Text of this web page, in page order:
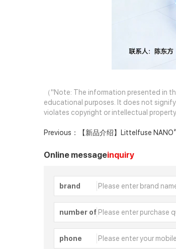
（"Note: The information presented in
educational purposes. It does not
violates copyright or intellectual
Previous：
【新品介绍】Littelfuse
中心提供保护
Online messageinquiry
brand
number of
phone